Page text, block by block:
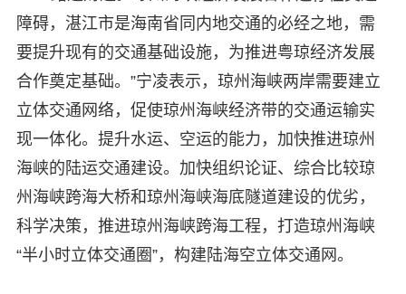
障碍，湛江市是海南省同内地交通的必经之地，需
要提升现有的交通基础设施，为推进粤琼经济发展
合作奠定基础。”宁凌表示，琼州海峡两岸需要建立
立体交通网络，促使琼州海峡经济带的交通运输实
现一体化。提升水运、空运的能力，加快推进琼州
海峡的陆运交通建设。加快组织论证、综合比较琼
州海峡跨海大桥和琼州海峡海底隧道建设的优劣，
科学决策，推进琼州海峡跨海工程，打造琼州海峡
“半小时立体交通圈”，构建陆海空立体交通网。